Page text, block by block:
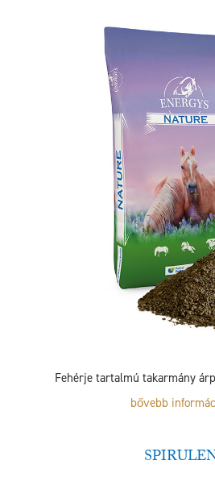
Fehérje tartalmú takarmány
bővebb